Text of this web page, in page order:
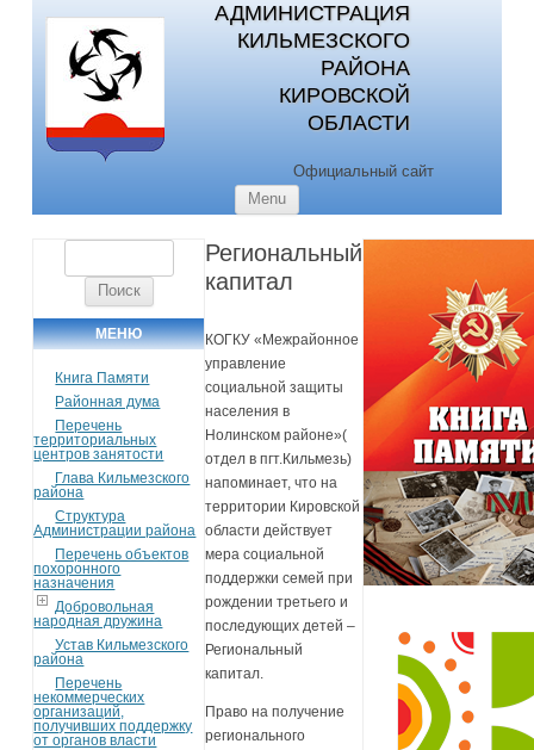
АДМИНИСТРАЦИЯ
КИЛЬМЕЗСКОГО
РАЙОНА
КИРОВСКОЙ
ОБЛАСТИ
Официальный сайт
Menu
МЕНЮ
Книга Памяти
Районная дума
Перечень
территориальных
центров занятости
Глава Кильмезского
района
Структура
Администрации района
Перечень объектов
похоронного
назначения
Добровольная
народная дружина
Устав Кильмезского
района
Перечень
некоммерческих
организаций,
получивших поддержку
от органов власти
Региональный
капитал
КОГКУ «Межрайонное
управление
социальной защиты
населения в
Нолинском районе»(
отдел в пгт.Кильмезь)
напоминает, что на
территории Кировской
области действует
мера социальной
поддержки семей при
рождении третьего и
последующих детей –
Региональный
капитал.
Право на получение
регионального